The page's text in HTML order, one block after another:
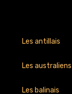
Les antillais
Les australiens
Les balinais